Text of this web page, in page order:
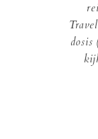
dosis